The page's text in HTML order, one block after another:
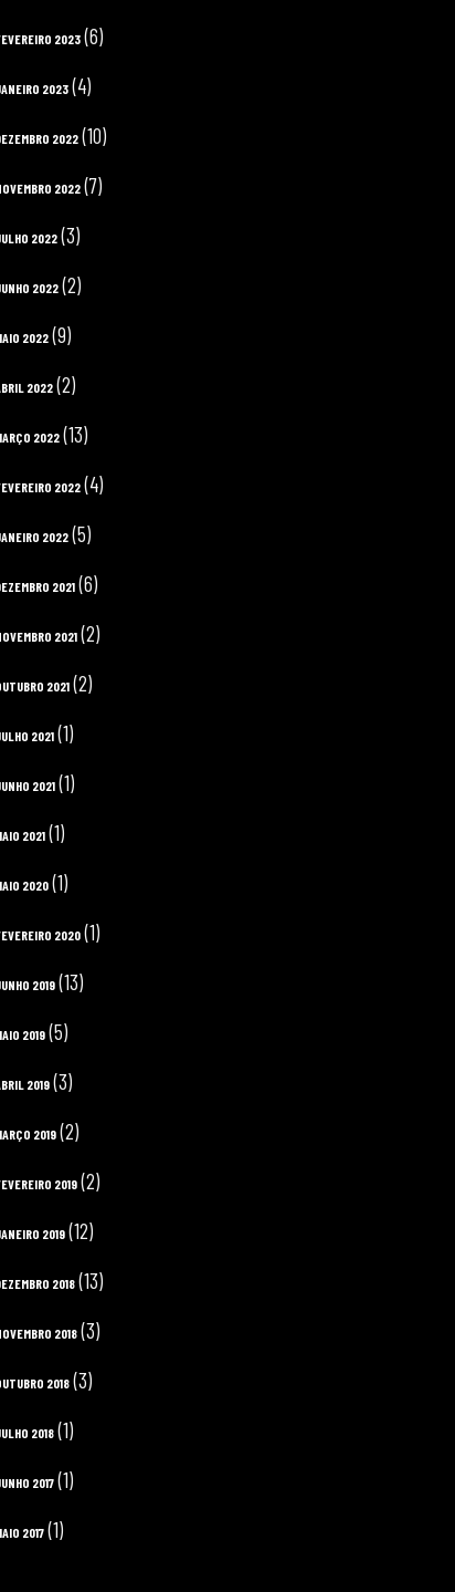
2023 (6)
2023 (4)
2022 (10)
2022 (7)
2022 (3)
2022 (2)
2022 (9)
2022 (2)
2022 (13)
2022 (4)
2022 (5)
2021 (6)
2021 (2)
2021 (2)
2021 (1)
2021 (1)
2021 (1)
2020 (1)
2020 (1)
2019 (13)
2019 (5)
2019 (3)
2019 (2)
2019 (2)
2019 (12)
2018 (13)
2018 (3)
2018 (3)
2018 (1)
2017 (1)
2017 (1)